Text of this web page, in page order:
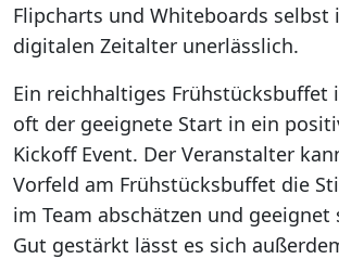
Flipcharts und Whiteboards selbst
digitalen Zeitalter unerlässlich.
Ein reichhaltiges Frühstücksbuffet
oft der geeignete Start in ein
Kickoff Event. Der Veranstalter
Vorfeld am Frühstücksbuffet die
im Team abschätzen und geeignet
Gut gestärkt lässt es sich